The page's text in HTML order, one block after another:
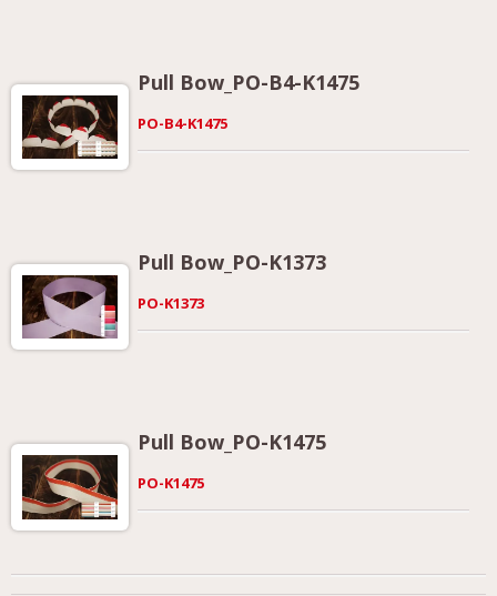
Pull Bow_PO-B4-K1475
PO-B4-K1475
Pull Bow_PO-K1373
PO-K1373
Pull Bow_PO-K1475
PO-K1475